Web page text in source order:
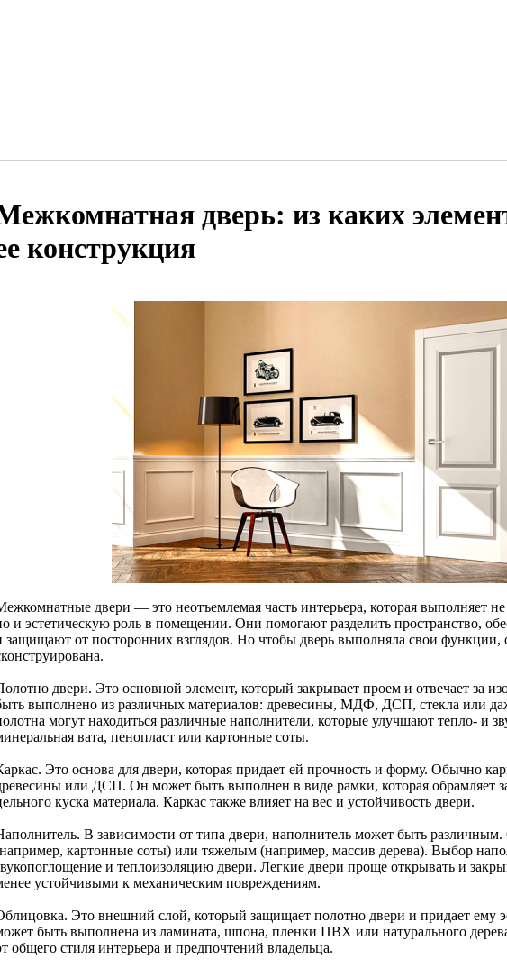
дверь: из каких
конструкция
двери — это неотъемлемая часть интерьера, которая выполняет
и эстетическую роль в помещении. Они помогают разделить пространство,
защищают от посторонних взглядов. Но чтобы дверь выполняла свои функции,
двери. Это основной элемент, который закрывает проем и отвечает за
выполнено из различных материалов: древесины, МДФ, ДСП, стекла или
могут находиться различные наполнители, которые улучшают тепло- и
вата, пенопласт или картонные соты.
Это основа для двери, которая придает ей прочность и форму. Обычно
или ДСП. Он может быть выполнен в виде рамки, которая обрамляет
куска материала. Каркас также влияет на вес и устойчивость двери.
В зависимости от типа двери, наполнитель может быть
картонные соты) или тяжелым (например, массив дерева). Выбор
и теплоизоляцию двери. Легкие двери проще открывать и
устойчивыми к механическим повреждениям.
Это внешний слой, который защищает полотно двери и придает ему
быть выполнена из ламината, шпона, пленки ПВХ или натурального
общего стиля интерьера и предпочтений владельца.